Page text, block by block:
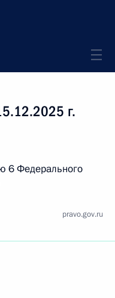
г.
6 Федерального
pravo.gov.ru